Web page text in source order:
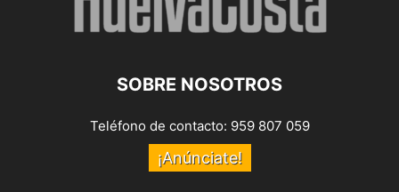
SOBRE NOSOTROS
Teléfono de contacto: 959 807 059
¡Anúnciate!